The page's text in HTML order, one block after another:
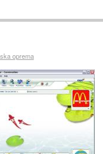
oprema